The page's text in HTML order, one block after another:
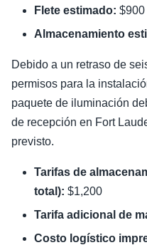
Flete estimado: $900
Almacenamiento
Debido a un retraso de
permisos para la
paquete de iluminación
de recepción en Fort
previsto.
Tarifas de
total): $1,200
Tarifa adicional de
Costo logístico